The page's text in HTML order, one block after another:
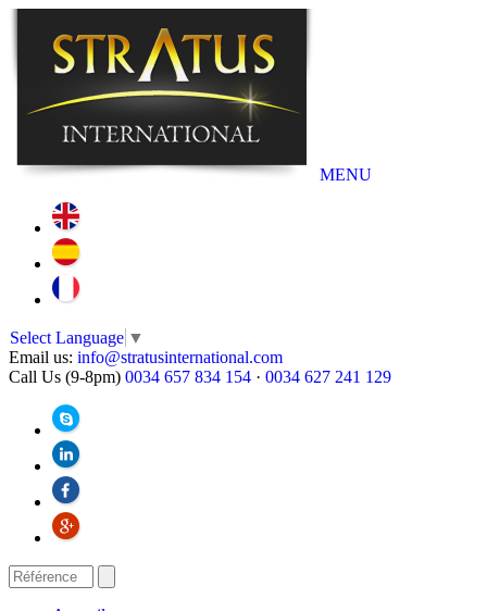
MENU
Select Language ▼
Email us: info@stratusinternational.com
Call Us (9-8pm) 0034 657 834 154 · 0034 627 241 129